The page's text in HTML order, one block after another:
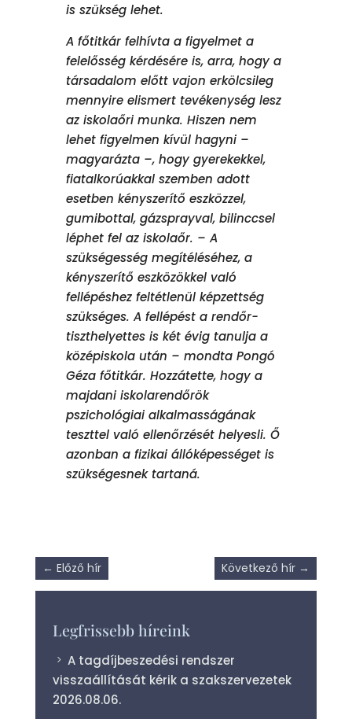
is szükség lehet.
A főtitkár felhívta a figyelmet a
felelősség kérdésére is, arra, hogy a
társadalom előtt vajon erkölcsileg
mennyire elismert tevékenység lesz
az iskolaőri munka. Hiszen nem
lehet figyelmen kívül hagyni –
magyarázta –, hogy gyerekekkel,
fiatalkorúakkal szemben adott
esetben kényszerítő eszközzel,
gumibottal, gázsprayval, bilinccsel
léphet fel az iskolaőr. – A
szükségesség megítéléséhez, a
kényszerítő eszközökkel való
fellépéshez feltétlenül képzettség
szükséges. A fellépést a rendőr-
tiszthelyettes is két évig tanulja a
középiskola után – mondta Pongó
Géza főtitkár. Hozzátette, hogy a
majdani iskolarendőrök
pszichológiai alkalmasságának
teszttel való ellenőrzését helyesli. Ő
azonban a fizikai állóképességet is
szükségesnek tartaná.
← Előző hír Következő hír →
Legfrissebb híreink
A tagdíjbeszedési rendszer
visszaállítását kérik a szakszervezetek
2026.08.06.